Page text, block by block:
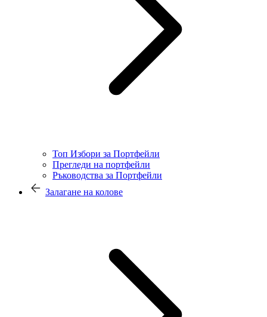
Топ Избори за Портфейли
Прегледи на портфейли
Ръководства за Портфейли
Залагане на колове